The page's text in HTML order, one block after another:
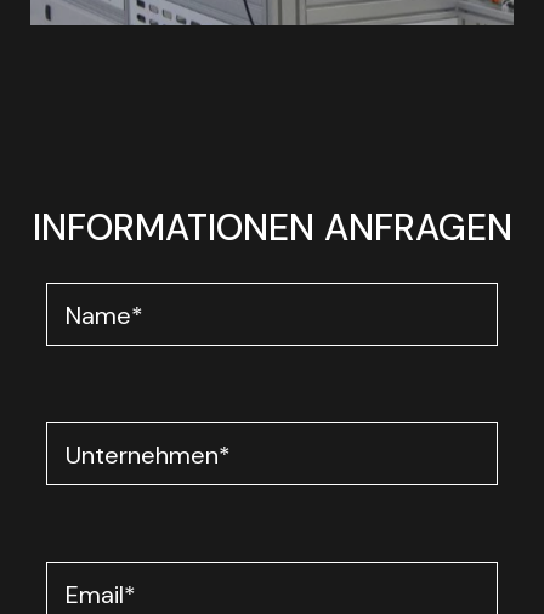
INFORMATIONEN ANFRAGEN
Name*
Unternehmen*
Email*